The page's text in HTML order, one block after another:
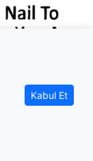
Kabul Et